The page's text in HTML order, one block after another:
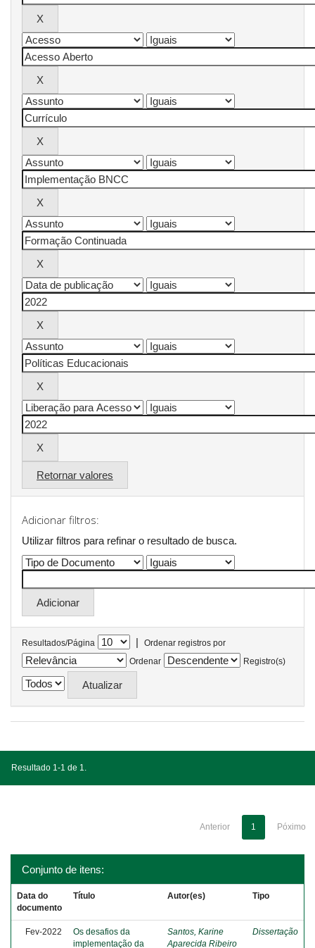
Retornar valores
Adicionar filtros:
Utilizar filtros para refinar o resultado de busca.
Resultados/Página |
Ordenar registros por
Ordenar
Registro(s)
Resultado 1-1 de 1.
Anterior 1 Póximo
Conjunto de itens:
Data do
documento
Título Autor(es) Tipo
Fev-2022
Os desafios da
implementação da
Santos, Karine
Aparecida Ribeiro
Dissertação